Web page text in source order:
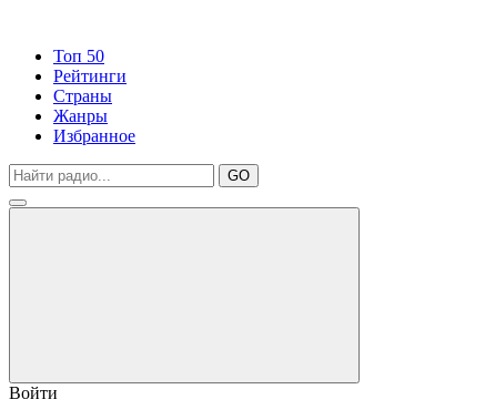
Топ 50
Рейтинги
Страны
Жанры
Избранное
GO
Войти